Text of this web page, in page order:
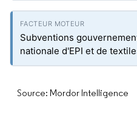
Subventions
nationale d'EPI et de
Source: Mordor Intelligence